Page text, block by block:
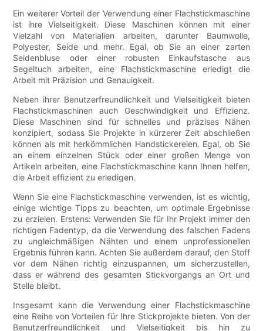
Ein weiterer Vorteil der Verwendung einer Flachstickmaschine
ist ihre Vielseitigkeit. Diese Maschinen können mit einer
Vielzahl von Materialien arbeiten, darunter Baumwolle,
Polyester, Seide und mehr. Egal, ob Sie an einer zarten
Seidenbluse oder einer robusten Einkaufstasche aus
Segeltuch arbeiten, eine Flachstickmaschine erledigt die
Arbeit mit Präzision und Genauigkeit.
Neben ihrer Benutzerfreundlichkeit und Vielseitigkeit bieten
Flachstickmaschinen auch Geschwindigkeit und Effizienz.
Diese Maschinen sind für schnelles und präzises Nähen
konzipiert, sodass Sie Projekte in kürzerer Zeit abschließen
können als mit herkömmlichen Handstickereien. Egal, ob Sie
an einem einzelnen Stück oder einer großen Menge von
Artikeln arbeiten, eine Flachstickmaschine kann Ihnen helfen,
die Arbeit effizient zu erledigen.
Wenn Sie eine Flachstickmaschine verwenden, ist es wichtig,
einige wichtige Tipps zu beachten, um optimale Ergebnisse
zu erzielen. Erstens: Verwenden Sie für Ihr Projekt immer den
richtigen Fadentyp, da die Verwendung des falschen Fadens
zu ungleichmäßigen Nähten und einem unprofessionellen
Ergebnis führen kann. Achten Sie außerdem darauf, den Stoff
vor dem Nähen richtig einzuspannen, um sicherzustellen,
dass er während des gesamten Stickvorgangs an Ort und
Stelle bleibt.
Insgesamt kann die Verwendung einer Flachstickmaschine
eine Reihe von Vorteilen für Ihre Stickprojekte bieten. Von der
Benutzerfreundlichkeit und Vielseitigkeit bis hin zu